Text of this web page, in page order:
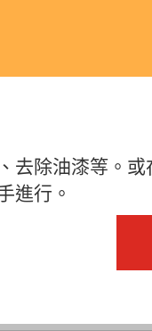
去除油漆等。或
進行。